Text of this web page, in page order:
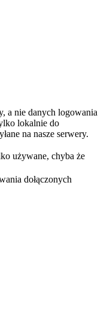
a nie danych logowania
lokalnie do
na nasze serwery.
używane, chyba że
dołączonych